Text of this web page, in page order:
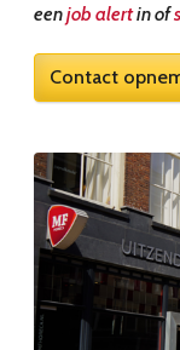
eenjob alertin of
Contact